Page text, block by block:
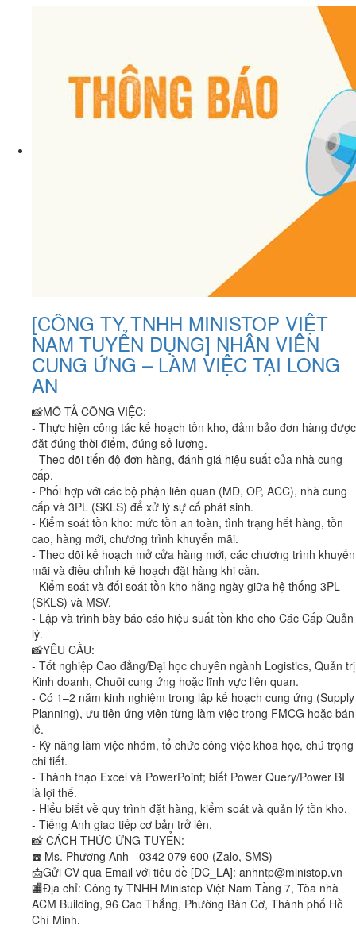
[CÔNG TY TNHH MINISTOP VIỆT
NAM TUYỂN DỤNG] NHÂN VIÊN
CUNG ỨNG – LÀM VIỆC TẠI LONG
AN
📸MÔ TẢ CÔNG VIỆC:
- Thực hiện công tác kế hoạch tồn kho, đảm bảo đơn hàng được
đặt đúng thời điểm, đúng số lượng.
- Theo dõi tiến độ đơn hàng, đánh giá hiệu suất của nhà cung
cấp.
- Phối hợp với các bộ phận liên quan (MD, OP, ACC), nhà cung
cấp và 3PL (SKLS) để xử lý sự cố phát sinh.
- Kiểm soát tồn kho: mức tồn an toàn, tình trạng hết hàng, tồn
cao, hàng mới, chương trình khuyến mãi.
- Theo dõi kế hoạch mở cửa hàng mới, các chương trình khuyến
mãi và điều chỉnh kế hoạch đặt hàng khi cần.
- Kiểm soát và đối soát tồn kho hằng ngày giữa hệ thống 3PL
(SKLS) và MSV.
- Lập và trình bày báo cáo hiệu suất tồn kho cho Các Cấp Quản
lý.
📸YÊU CẦU:
- Tốt nghiệp Cao đẳng/Đại học chuyên ngành Logistics, Quản trị
Kinh doanh, Chuỗi cung ứng hoặc lĩnh vực liên quan.
- Có 1–2 năm kinh nghiệm trong lập kế hoạch cung ứng (Supply
Planning), ưu tiên ứng viên từng làm việc trong FMCG hoặc bán
lẻ.
- Kỹ năng làm việc nhóm, tổ chức công việc khoa học, chú trọng
chi tiết.
- Thành thạo Excel và PowerPoint; biết Power Query/Power BI
là lợi thế.
- Hiểu biết về quy trình đặt hàng, kiểm soát và quản lý tồn kho.
- Tiếng Anh giao tiếp cơ bản trở lên.
📸 CÁCH THỨC ỨNG TUYỂN:
☎️ Ms. Phương Anh - 0342 079 600 (Zalo, SMS)
📩Gửi CV qua Email với tiêu đề [DC_LA]: anhntp@ministop.vn
🏬Địa chỉ: Công ty TNHH Ministop Việt Nam Tầng 7, Tòa nhà
ACM Building, 96 Cao Thắng, Phường Bàn Cờ, Thành phố Hồ
Chí Minh.